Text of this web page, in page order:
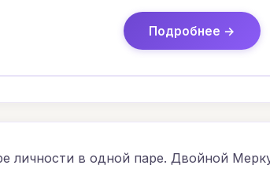
Подробнее →
личности в одной паре. Двойной